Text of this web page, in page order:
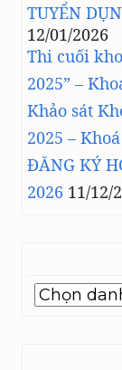
TUYỂN
12/01/2026
Thi cuối
2025” –
Khảo sát
2025 –
ĐĂNG KÝ
2026 11/12/
Mục
lục